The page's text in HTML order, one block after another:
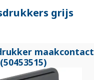
grijs
maakcontact